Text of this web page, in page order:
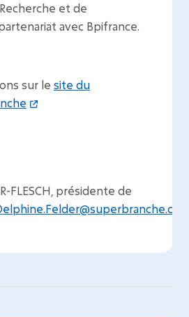
et de
avec Bpifrance.
sur le site du
FLESCH, présidente de